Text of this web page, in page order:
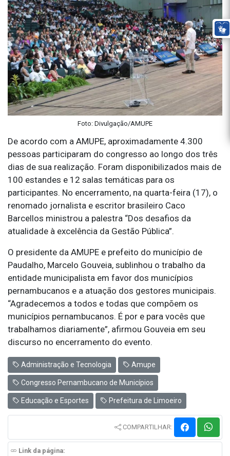
Foto: Divulgação/AMUPE
De acordo com a AMUPE, aproximadamente 4.300
pessoas participaram do congresso ao longo dos três
dias de sua realização. Foram disponibilizados mais de
100 estandes e 12 salas temáticas para os
participantes. No encerramento, na quarta-feira (17), o
renomado jornalista e escritor brasileiro Caco
Barcellos ministrou a palestra “Dos desafios da
atualidade à excelência da Gestão Pública”.
O presidente da AMUPE e prefeito do município de
Paudalho, Marcelo Gouveia, sublinhou o trabalho da
entidade municipalista em favor dos municípios
pernambucanos e a atuação dos gestores municipais.
“Agradecemos a todos e todas que compõem os
municípios pernambucanos. É por e para vocês que
trabalhamos diariamente”, afirmou Gouveia em seu
discurso no encerramento do evento.
Administração e Tecnologia Amupe
Congresso Pernambucano de Municípios
Educação e Esportes Prefeitura de Limoeiro
COMPARTILHAR:
Link da página: